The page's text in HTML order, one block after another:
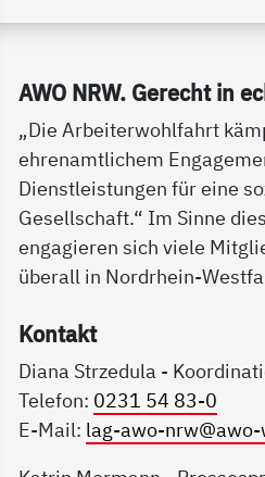
Service
AWO NRW. Ge­recht in
„Die Arbeiterwohlfahrt
ehrenamtlichem
Dienstleistungen für eine
Gesellschaft.“ Im Sinne
engagieren sich viele
überall in Nordrhein-
Kon­takt
Diana Strzedula -
Telefon: 0231 54 83-0
E-Mail: lag-awo-nrw@awo-